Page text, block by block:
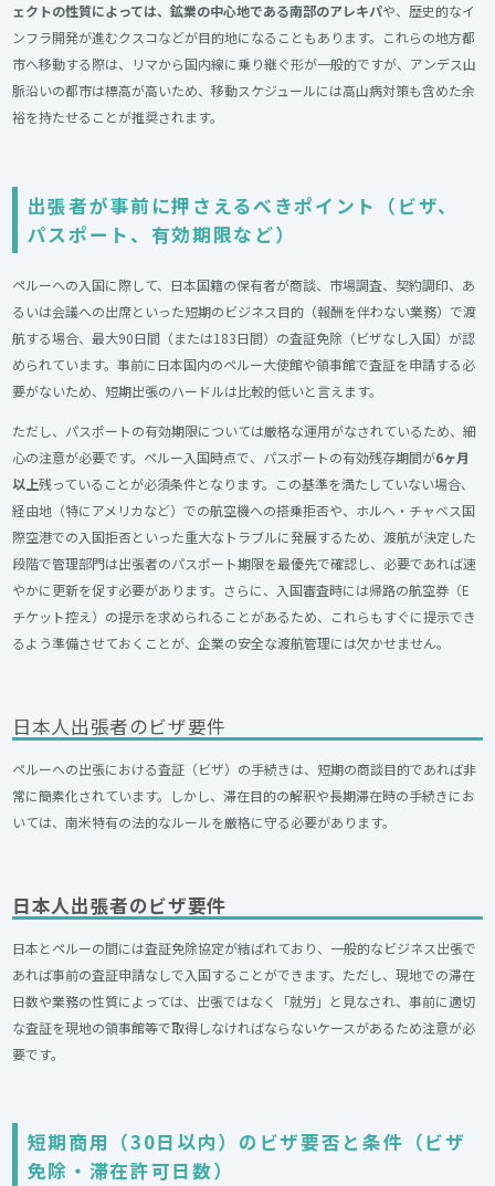
ェクトの性質によっては、鉱業の中心地である南部のアレキパや、歴史的なイ
ンフラ開発が進むクスコなどが目的地になることもあります。これらの地方都
市へ移動する際は、リマから国内線に乗り継ぐ形が一般的ですが、アンデス山
脈沿いの都市は標高が高いため、移動スケジュールには高山病対策も含めた余
裕を持たせることが推奨されます。
出張者が事前に押さえるべきポイント（ビザ、
パスポート、有効期限など）
ペルーへの入国に際して、日本国籍の保有者が商談、市場調査、契約調印、あ
るいは会議への出席といった短期のビジネス目的（報酬を伴わない業務）で渡
航する場合、最大90日間（または183日間）の査証免除（ビザなし入国）が認
められています。事前に日本国内のペルー大使館や領事館で査証を申請する必
要がないため、短期出張のハードルは比較的低いと言えます。
ただし、パスポートの有効期限については厳格な運用がなされているため、細
心の注意が必要です。ペルー入国時点で、パスポートの有効残存期間が6ヶ月
以上残っていることが必須条件となります。この基準を満たしていない場合、
経由地（特にアメリカなど）での航空機への搭乗拒否や、ホルヘ・チャベス国
際空港での入国拒否といった重大なトラブルに発展するため、渡航が決定した
段階で管理部門は出張者のパスポート期限を最優先で確認し、必要であれば速
やかに更新を促す必要があります。さらに、入国審査時には帰路の航空券（E
チケット控え）の提示を求められることがあるため、これらもすぐに提示でき
るよう準備させておくことが、企業の安全な渡航管理には欠かせません。
日本人出張者のビザ要件
ペルーへの出張における査証（ビザ）の手続きは、短期の商談目的であれば非
常に簡素化されています。しかし、滞在目的の解釈や長期滞在時の手続きにお
いては、南米特有の法的なルールを厳格に守る必要があります。
日本人出張者のビザ要件
日本とペルーの間には査証免除協定が結ばれており、一般的なビジネス出張で
あれば事前の査証申請なしで入国することができます。ただし、現地での滞在
日数や業務の性質によっては、出張ではなく「就労」と見なされ、事前に適切
な査証を現地の領事館等で取得しなければならないケースがあるため注意が必
要です。
短期商用（30日以内）のビザ要否と条件（ビザ
免除・滞在許可日数）